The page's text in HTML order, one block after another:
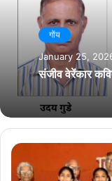
सालसेत – पलाश अग्नी,
धारबांदोडे – प्रसाद
सुर्लेकार. स्वीकृत वांगडी
Related Articles
गोंय
January 25,
संजीव वेरेंकार